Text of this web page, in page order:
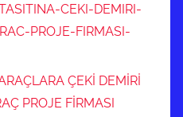
CEKI-DEMIRI-
PROJE-FIRMASI-
ÇEKİ DEMİRİ
PROJE FİRMASI